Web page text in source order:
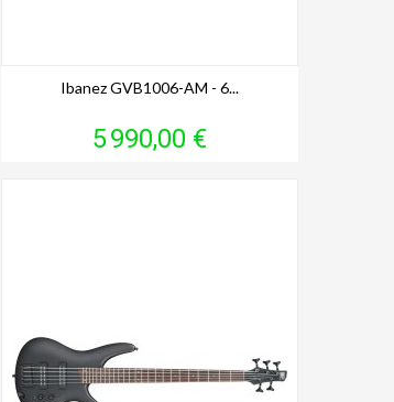
Ibanez GVB1006-AM - 6...
Prix
5 990,00 €